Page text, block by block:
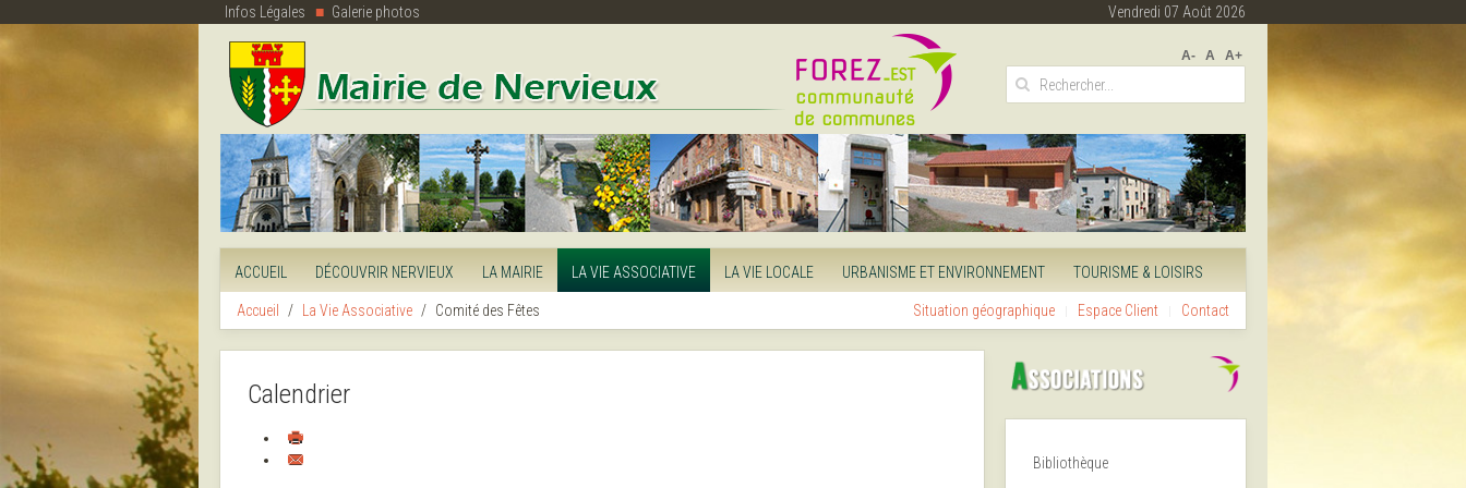
Infos Légales Galerie photos Vendredi 07 Août 2026
A- A A+
ACCUEIL DÉCOUVRIR NERVIEUX LA MAIRIE LA VIE ASSOCIATIVE LA VIE LOCALE URBANISME ET ENVIRONNEMENT TOURISME & LOISIRS
Accueil La Vie Associative Comité des Fêtes Situation géographique Espace Client Contact
Calendrier
Bibliothèque